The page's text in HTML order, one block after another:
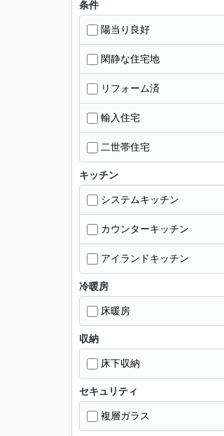
条件
陽当り良好
閑静な住宅地
リフォーム済
輸入住宅
二世帯住宅
キッチン
システムキッチン
カウンターキッチン
アイランドキッチン
冷暖房
床暖房
収納
床下収納
セキュリティ
複層ガラス